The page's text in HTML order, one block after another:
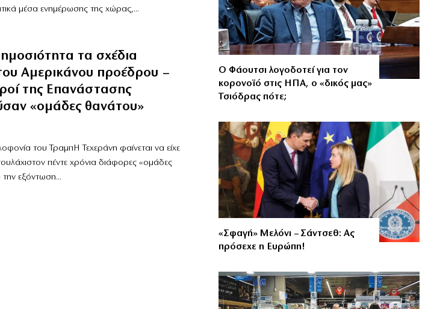
μέσα ενημέρωσης της χώρας,...
τα σχέδια
Αμερικάνου προέδρου –
της Επανάστασης
«ομάδες θανάτου»
του ΤραμπΗ Τεχεράνη φαίνεται να είχε
πέντε χρόνια διάφορες «ομάδες
την εξόντωση...
Ο Φάουτσι λογοδοτεί για τον
κορονοϊό στις ΗΠΑ, ο «δικός μας»
Τσιόδρας πότε;
«Σφαγή» Μελόνι – Σάντσεθ: Ας
πρόσεχε η Ευρώπη!